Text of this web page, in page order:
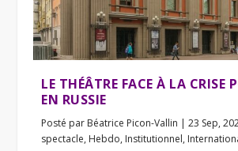
LE THÉÂTRE FACE À LA CRISE
EN RUSSIE
Posté par Béatrice Picon-Vallin |23 Sep,
spectacle, Hebdo, Institutionnel,